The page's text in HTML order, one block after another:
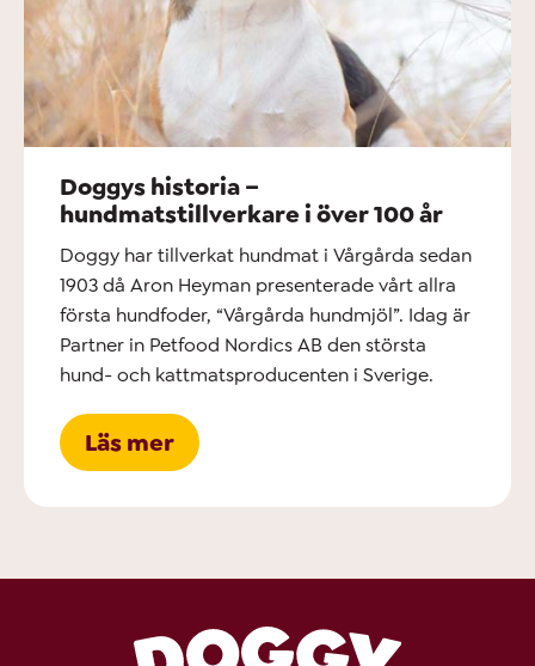
Doggys historia –
hundmatstillverkare i över 100 år
Doggy har tillverkat hundmat i Vårgårda sedan
1903 då Aron Heyman presenterade vårt allra
första hundfoder, “Vårgårda hundmjöl”. Idag är
Partner in Petfood Nordics AB den största
hund- och kattmatsproducenten i Sverige.
Läs mer